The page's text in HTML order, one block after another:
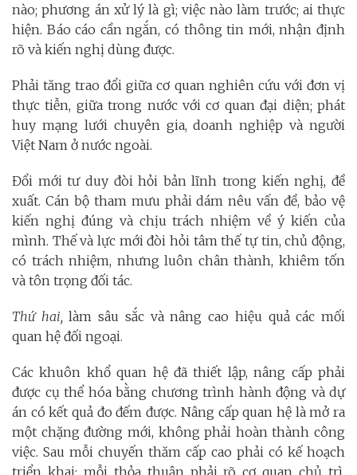
nào; phương án xử lý là gì; việc nào làm trước; ai thực
hiện. Báo cáo cần ngắn, có thông tin mới, nhận định
rõ và kiến nghị dùng được.
Phải tăng trao đổi giữa cơ quan nghiên cứu với đơn vị
thực tiễn, giữa trong nước với cơ quan đại diện; phát
huy mạng lưới chuyên gia, doanh nghiệp và người
Việt Nam ở nước ngoài.
Đổi mới tư duy đòi hỏi bản lĩnh trong kiến nghị, đề
xuất. Cán bộ tham mưu phải dám nêu vấn đề, bảo vệ
kiến nghị đúng và chịu trách nhiệm về ý kiến của
mình. Thế và lực mới đòi hỏi tâm thế tự tin, chủ động,
có trách nhiệm, nhưng luôn chân thành, khiêm tốn
và tôn trọng đối tác.
Thứ hai, làm sâu sắc và nâng cao hiệu quả các mối
quan hệ đối ngoại.
Các khuôn khổ quan hệ đã thiết lập, nâng cấp phải
được cụ thể hóa bằng chương trình hành động và dự
án có kết quả đo đếm được. Nâng cấp quan hệ là mở ra
một chặng đường mới, không phải hoàn thành công
việc. Sau mỗi chuyến thăm cấp cao phải có kế hoạch
triển khai; mỗi thỏa thuận phải rõ cơ quan chủ trì,